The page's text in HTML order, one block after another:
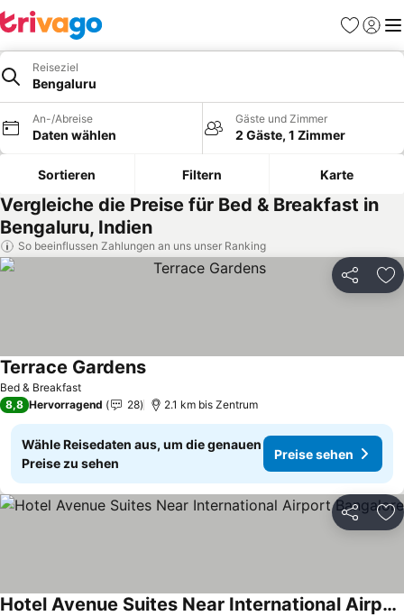
Favoriten
Reiseziel
Bengaluru
An-/Abreise
Daten wählen
Gäste und Zimmer
2 Gäste, 1 Zimmer
Sortieren Filtern Karte
Vergleiche die Preise für Bed & Breakfast in
Bengaluru, Indien
So beeinflussen Zahlungen an uns unser Ranking
Teilen
Bed & Breakfast
Terrace Gardens
8,8 Hervorragend 28 2.1 km bis Zentrum
Wähle Reisedaten aus, um die genauen
Preise zu sehen
Preise sehen
Teilen
Hotel Avenue Suites Near International Airport Bangalore